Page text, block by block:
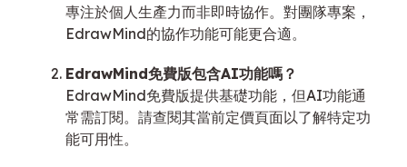
專注於個人生產力而非即時協作。對團隊專案，
EdrawMind的協作功能可能更合適。
EdrawMind免費版包含AI功能嗎？
EdrawMind免費版提供基礎功能，但AI功能通
常需訂閱。請查閱其當前定價頁面以了解特定功
能可用性。